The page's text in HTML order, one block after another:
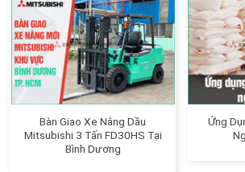
Bàn Giao Xe Nâng Dầu
Mitsubishi 3 Tấn FD30HS Tại
Bình Dương
Ứng